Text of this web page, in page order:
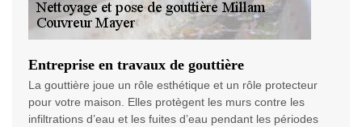
Entreprise en travaux de gouttière
La gouttière joue un rôle esthétique et un rôle protecteur
pour votre maison. Elles protègent les murs contre les
infiltrations d’eau et les fuites d’eau pendant les périodes